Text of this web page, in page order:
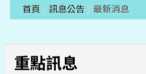
首頁 / 訊息公告 / 最新消息
重點訊息